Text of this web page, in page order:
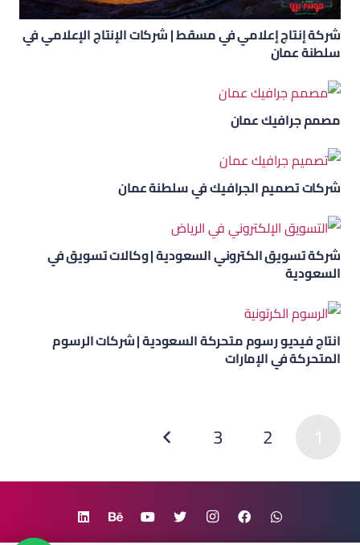
شركة إنتاج إعلامي في مسقط | شركات الإنتاج الإعلامي في
سلطنة عمان
مصمم جرافيك عمان
شركات تصميم الجرافيك في سلطنة عمان
شركة تسويق الكتروني السعودية | وكالات تسويق في
السعودية
انتاج فيديو رسوم متحركة السعودية | شركات الرسوم
المتحركة في الإمارات
2
3